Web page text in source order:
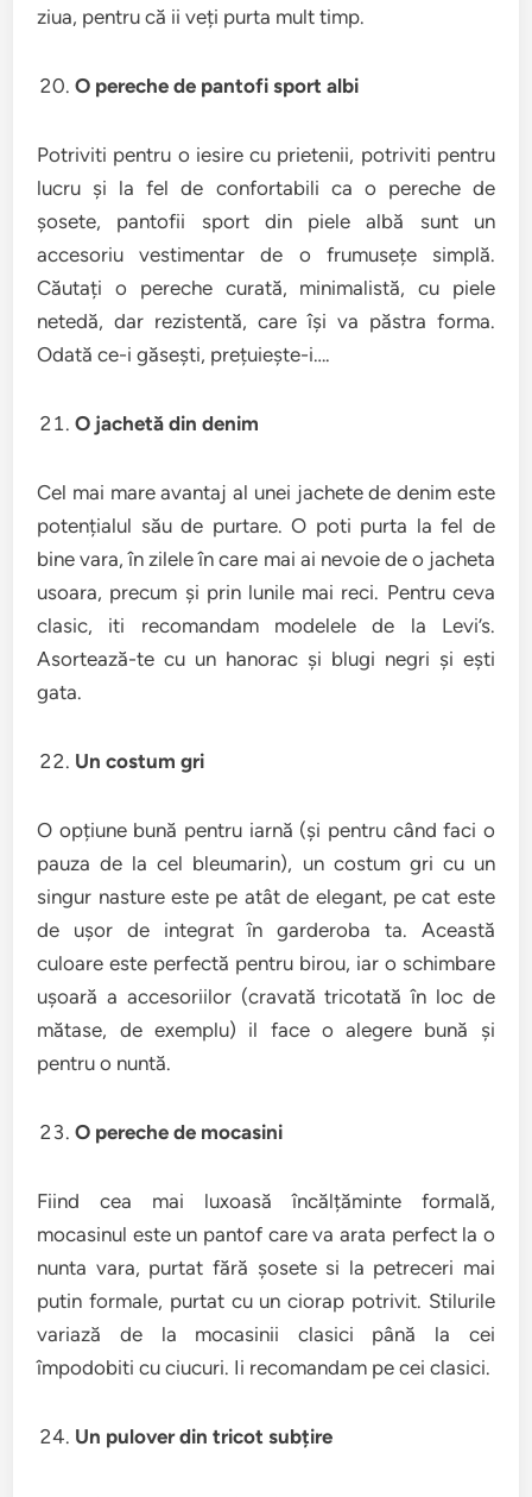
ziua, pentru că ii veți purta mult timp.
O pereche de pantofi sport albi
Potriviti pentru o iesire cu prietenii, potriviti pentru
lucru și la fel de confortabili ca o pereche de
șosete, pantofii sport din piele albă sunt un
accesoriu vestimentar de o frumusețe simplă.
Căutați o pereche curată, minimalistă, cu piele
netedă, dar rezistentă, care își va păstra forma.
Odată ce-i găsești, prețuiește-i….
O jachetă din denim
Cel mai mare avantaj al unei jachete de denim este
potențialul său de purtare. O poti purta la fel de
bine vara, în zilele în care mai ai nevoie de o jacheta
usoara, precum și prin lunile mai reci. Pentru ceva
clasic, iti recomandam modelele de la Levi’s.
Asortează-te cu un hanorac și blugi negri și ești
gata.
Un costum gri
O opțiune bună pentru iarnă (și pentru când faci o
pauza de la cel bleumarin), un costum gri cu un
singur nasture este pe atât de elegant, pe cat este
de ușor de integrat în garderoba ta. Această
culoare este perfectă pentru birou, iar o schimbare
ușoară a accesoriilor (cravată tricotată în loc de
mătase, de exemplu) il face o alegere bună și
pentru o nuntă.
O pereche de mocasini
Fiind cea mai luxoasă încălțăminte formală,
mocasinul este un pantof care va arata perfect la o
nunta vara, purtat fără șosete si la petreceri mai
putin formale, purtat cu un ciorap potrivit. Stilurile
variază de la mocasinii clasici până la cei
împodobiti cu ciucuri. Ii recomandam pe cei clasici.
Un pulover din tricot subțire